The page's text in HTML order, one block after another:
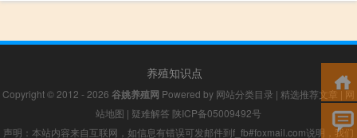
养殖知识点
Copyright © 2012 - 2026 谷姚养殖网 Powered by 网站分类目录 | 精选推荐文章|网
站地图 | 疑难解答 陕ICP备05009492号
声明：本站内容来自互联网，如信息有错误可发邮件到f_fb#foxmail.com说明，我们